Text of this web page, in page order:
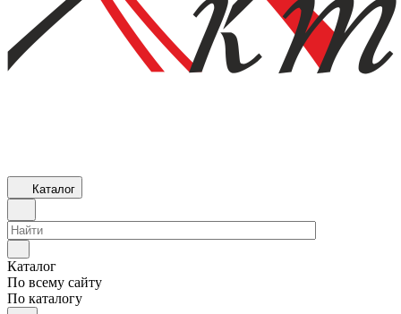
Каталог
Каталог
По всему сайту
По каталогу